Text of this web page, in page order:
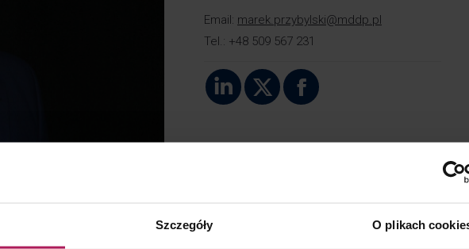
Szczegóły O plikach
Email: marek.przybylski@mddp.pl
Tel.: +48 509 567 231
Linkedin
X Facebook
Nagrody i
Specjalizuje się w zagadnieniach
Uczestniczył w wielu projektach z zakresu